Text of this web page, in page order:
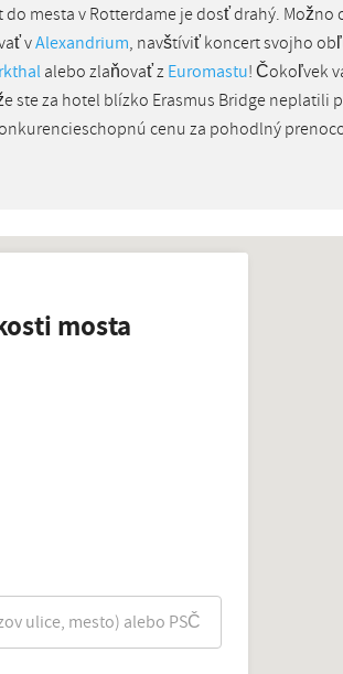
mesta v Rotterdame je dosť drahý. Možno
vAlexandrium, navštíviť koncert svojho
alebo zlaňovať zEuromastu! Čokoľvek
ste za hotel blízko Erasmus Bridge neplatili
cenu za pohodlný
mosta